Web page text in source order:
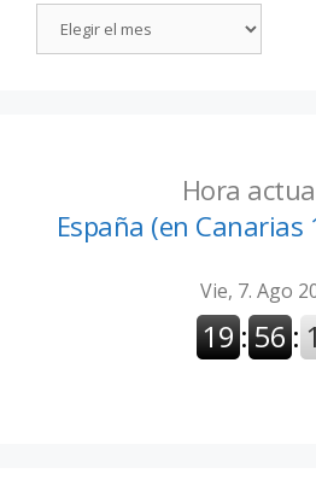
Hora
España (en